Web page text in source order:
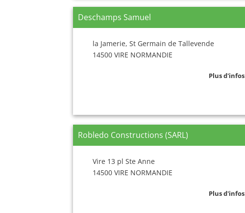
Deschamps Samuel
la Jamerie, St Germain de Tallevende
14500 VIRE NORMANDIE
Plus d'infos
Robledo Constructions (SARL)
Vire 13 pl Ste Anne
14500 VIRE NORMANDIE
Plus d'infos